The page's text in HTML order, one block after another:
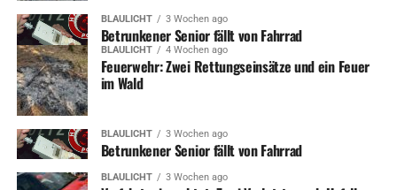
BLAULICHT 3 Wochen ago
Betrunkener Senior fällt von Fahrrad
BLAULICHT 4 Wochen ago
Feuerwehr: Zwei Rettungseinsätze und ein Feuer
im Wald
BLAULICHT 3 Wochen ago
Betrunkener Senior fällt von Fahrrad
BLAULICHT 3 Wochen ago